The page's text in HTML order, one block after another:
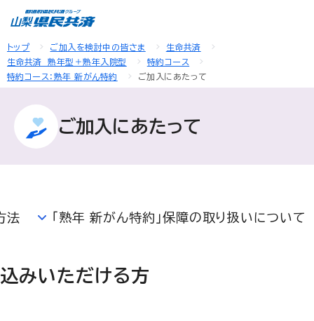
トップ ご加入を検討中の皆さま
生命共済
生命共済 熟年型＋熟年入院型
特約コース
特約コース：熟年 新がん特約
ご加入にあたって
ご加入にあたって
法 「熟年 新がん特約」保障の取り扱いについて
みいただける方